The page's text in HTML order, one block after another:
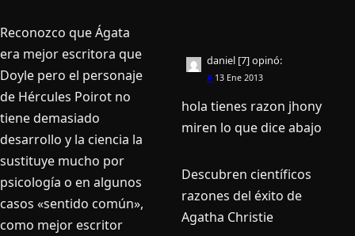
Reconozco que Ágata
era mejor escritora que
Doyle pero el personaje
de Hércules Poirot no
tiene demasiado
desarrollo y la ciencia la
sustituye mucho por
psicología o en algunos
casos «sentido común»,
como mejor escritor
daniel [7]opinó:
#13 Ene 2013
hola tienes razon jhony
miren lo que dice abajo
Descubren científicos
razones del éxito de
Agatha Christie